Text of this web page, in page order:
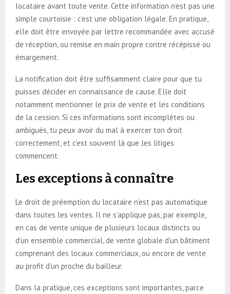
locataire avant toute vente. Cette information n’est pas une
simple courtoisie : c’est une obligation légale. En pratique,
elle doit être envoyée par lettre recommandée avec accusé
de réception, ou remise en main propre contre récépissé ou
émargement.
La notification doit être suffisamment claire pour que tu
puisses décider en connaissance de cause. Elle doit
notamment mentionner le prix de vente et les conditions
de la cession. Si ces informations sont incomplètes ou
ambiguës, tu peux avoir du mal à exercer ton droit
correctement, et c’est souvent là que les litiges
commencent.
Les exceptions à connaître
Le droit de préemption du locataire n’est pas automatique
dans toutes les ventes. Il ne s’applique pas, par exemple,
en cas de vente unique de plusieurs locaux distincts ou
d’un ensemble commercial, de vente globale d’un bâtiment
comprenant des locaux commerciaux, ou encore de vente
au profit d’un proche du bailleur.
Dans la pratique, ces exceptions sont importantes, parce